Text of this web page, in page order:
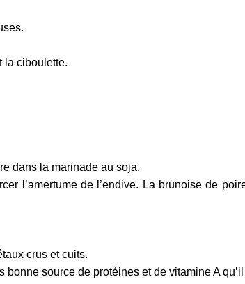
la ciboulette.
dans la marinade au soja.
l’amertume de l’endive. La brunoise de
crus et cuits.
source de protéines et de vitamine A